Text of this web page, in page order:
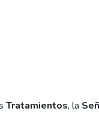
Tratamientos, la